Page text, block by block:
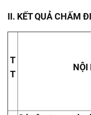
II. KẾT QUẢ CHẤM
T
T
NỘI